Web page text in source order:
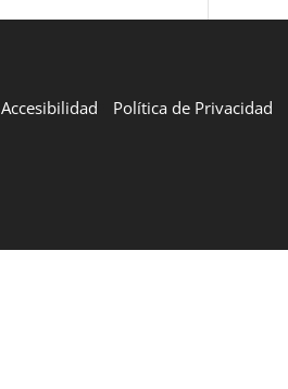
Accesibilidad Política de Privacidad